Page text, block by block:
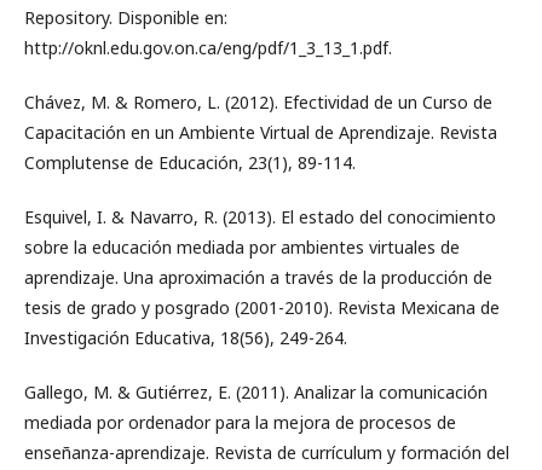
Repository. Disponible en:
http://oknl.edu.gov.on.ca/eng/pdf/1_3_13_1.pdf.
Chávez, M. & Romero, L. (2012). Efectividad de un Curso de
Capacitación en un Ambiente Virtual de Aprendizaje. Revista
Complutense de Educación, 23(1), 89-114.
Esquivel, I. & Navarro, R. (2013). El estado del conocimiento
sobre la educación mediada por ambientes virtuales de
aprendizaje. Una aproximación a través de la producción de
tesis de grado y posgrado (2001-2010). Revista Mexicana de
Investigación Educativa, 18(56), 249-264.
Gallego, M. & Gutiérrez, E. (2011). Analizar la comunicación
mediada por ordenador para la mejora de procesos de
enseñanza-aprendizaje. Revista de currículum y formación del